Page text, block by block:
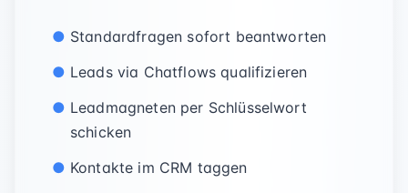
Standardfragen sofort beantworten
Leads via Chatflows qualifizieren
Leadmagneten per Schlüsselwort
schicken
Kontakte im CRM taggen